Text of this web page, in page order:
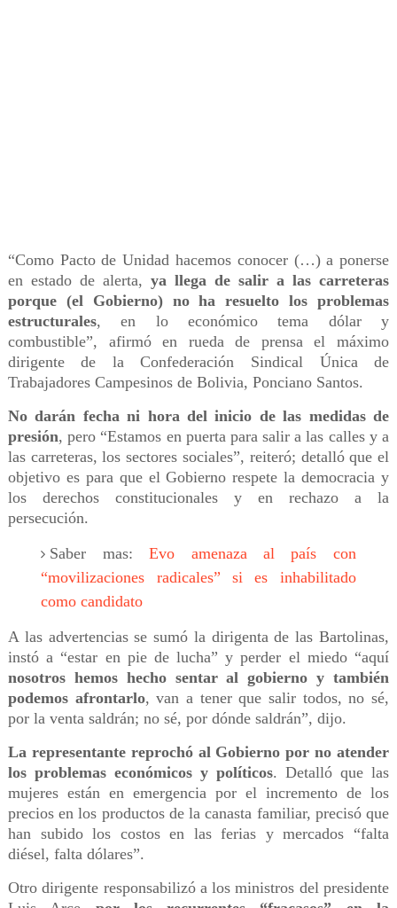
“Como Pacto de Unidad hacemos conocer (…) a ponerse
en estado de alerta, ya llega de salir a las carreteras
porque (el Gobierno) no ha resuelto los problemas
estructurales, en lo económico tema dólar y
combustible”, afirmó en rueda de prensa el máximo
dirigente de la Confederación Sindical Única de
Trabajadores Campesinos de Bolivia, Ponciano Santos.
No darán fecha ni hora del inicio de las medidas de
presión, pero “Estamos en puerta para salir a las calles y a
las carreteras, los sectores sociales”, reiteró; detalló que el
objetivo es para que el Gobierno respete la democracia y
los derechos constitucionales y en rechazo a la
persecución.
Saber mas:Evo amenaza al país con
“movilizaciones radicales” si es inhabilitado
como candidato
A las advertencias se sumó la dirigenta de las Bartolinas,
instó a “estar en pie de lucha” y perder el miedo “aquí
nosotros hemos hecho sentar al gobierno y también
podemos afrontarlo, van a tener que salir todos, no sé,
por la venta saldrán; no sé, por dónde saldrán”, dijo.
La representante reprochó al Gobierno por no atender
los problemas económicos y políticos. Detalló que las
mujeres están en emergencia por el incremento de los
precios en los productos de la canasta familiar, precisó que
han subido los costos en las ferias y mercados “falta
diésel, falta dólares”.
Otro dirigente responsabilizó a los ministros del presidente